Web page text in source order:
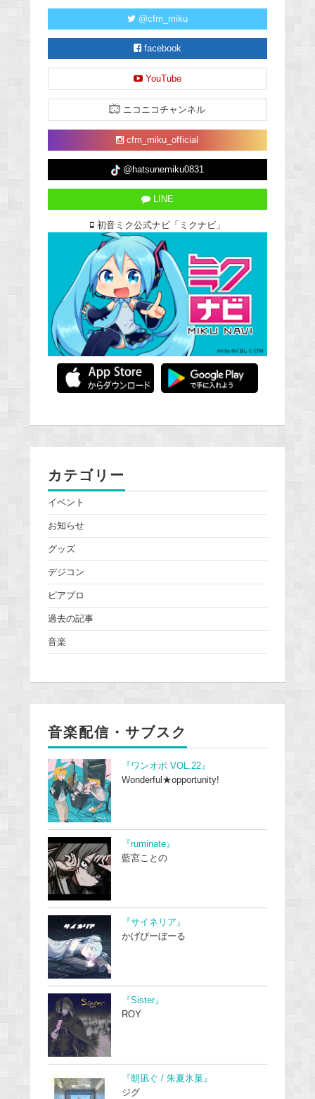
@cfm_miku
facebook
YouTube
ニコニコチャンネル
cfm_miku_official
@hatsunemiku0831
LINE
初音ミク公式ナビ「ミクナビ」
カテゴリー
イベント
お知らせ
グッズ
デジコン
ピアプロ
過去の記事
音楽
音楽配信・サブスク
『ワンオポ VOL.22』
Wonderful★opportunity!
『ruminate』
藍宮ことの
『サイネリア』
かげぴーぼーる
『Sister』
ROY
『朝凪ぐ / 朱夏氷菓』
ジグ